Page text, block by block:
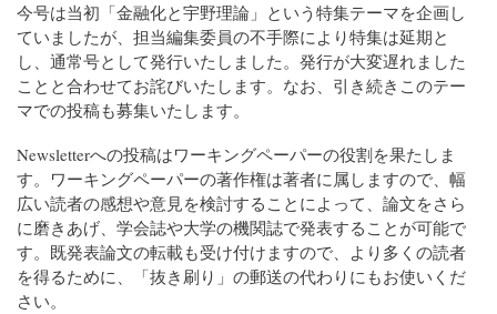
今号は当初「金融化と宇野理論」という特集テーマを企画し
ていましたが、担当編集委員の不手際により特集は延期と
し、通常号として発行いたしました。発行が大変遅れました
ことと合わせてお詫びいたします。なお、引き続きこのテー
マでの投稿も募集いたします。
Newsletterへの投稿はワーキングペーパーの役割を果たしま
す。ワーキングペーパーの著作権は著者に属しますので、幅
広い読者の感想や意見を検討することによって、論文をさら
に磨きあげ、学会誌や大学の機関誌で発表することが可能で
す。既発表論文の転載も受け付けますので、より多くの読者
を得るために、「抜き刷り」の郵送の代わりにもお使いくだ
さい。